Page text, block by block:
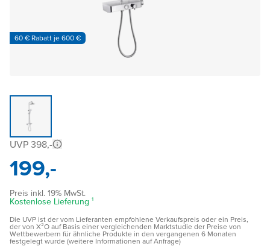
60 € Rabatt je 600 €
UVP 398,-
199,-
Preis inkl. 19% MwSt.
Kostenlose Lieferung ¹
Die UVP ist der vom Lieferanten empfohlene Verkaufspreis oder ein Preis,
der von X²O auf Basis einer vergleichenden Marktstudie der Preise von
Wettbewerbern für ähnliche Produkte in den vergangenen 6 Monaten
festgelegt wurde (weitere Informationen auf Anfrage)